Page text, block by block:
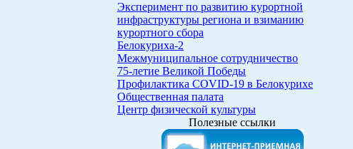
Эксперимент по развитию курортной
инфраструктуры региона и взиманию
курортного сбора
Белокуриха-2
Межмуниципальное сотрудничество
75-летие Великой Победы
Профилактика COVID-19 в Белокурихе
Общественная палата
Центр физической культуры
Полезные ссылки